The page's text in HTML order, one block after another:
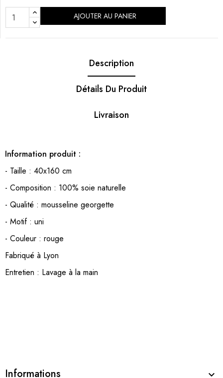
AJOUTER AU PANIER
Description
Détails Du Produit
Livraison
Information produit :
- Taille : 40x160 cm
- Composition : 100% soie naturelle
- Qualité : mousseline georgette
- Motif : uni
- Couleur : rouge
Fabriqué à Lyon
Entretien : Lavage à la main
Informations 